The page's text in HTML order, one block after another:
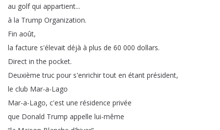
au golf qui appartient...
à la Trump Organization.
Fin août,
la facture s'élevait déjà à plus de 60 000 dollars.
Direct in the pocket.
Deuxième truc pour s'enrichir tout en étant président,
le club Mar-a-Lago
Mar-a-Lago, c'est une résidence privée
que Donald Trump appelle lui-même